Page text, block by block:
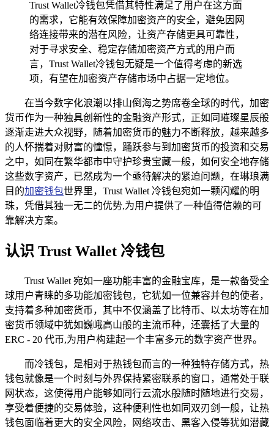
Trust Wallet冷钱包凭借其特性满足了用户在这方面
的需求，它能有效保障加密资产的安全，避免因网
络连接带来的潜在风险，让资产存储更具可靠性，
对于寻求安全、稳定存储加密资产方式的用户而
言，Trust Wallet冷钱包无疑是一个值得考虑的新选
项，有望在加密资产存储市场中占据一定地位。
在当今数字化浪潮以排山倒海之势席卷全球的时代，加密
货币作为一种独具创新性的金融资产形式，正如同璀璨星辰般
逐渐走进大众视野，随着加密货币的魅力不断释放，越来越多
的人怀揣着对财富的憧憬，踊跃参与到加密货币的投资和交易
之中，如同在繁华都市中守护珍贵宝藏一般，如何安全地存储
这些数字资产，已然成为一个亟待解决的紧迫问题，在琳琅满
目的加密钱包世界里，Trust Wallet 冷钱包宛如一颗闪耀的明
珠，凭借其独一无二的优势,为用户提供了一种值得信赖的可
靠解决方案。
认识 Trust Wallet 冷钱包
Trust Wallet 宛如一座功能丰富的金融宝库，是一款备受全
球用户青睐的多功能加密钱包，它犹如一位兼容并包的使者，
支持着多种加密货币，其中不仅涵盖了比特币、以太坊等在加
密货币领域中犹如巍峨高山般的主流币种，还囊括了大量的
ERC - 20 代币,为用户构建起一个丰富多元的数字资产世界。
而冷钱包，是相对于热钱包而言的一种独特存储方式，热
钱包就像是一个时刻与外界保持紧密联系的窗口，通常处于联
网状态，这使得用户能够如同行云流水般随时随地进行交易，
享受着便捷的交易体验，这种便利性也如同双刃剑一般，让热
钱包面临着更大的安全风险，网络攻击、黑客入侵等犹如潜藏